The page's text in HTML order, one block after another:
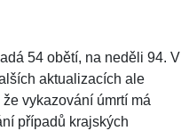
54 obětí, na neděli 94. V
aktualizacích ale
vykazování úmrtí má
případů krajských